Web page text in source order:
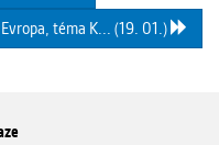
téma K... (19. 01.)